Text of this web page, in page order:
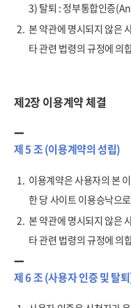
3) 탈퇴 : 정부통합인증
2. 본 약관에 명시되지 않은
타 관련 법령의 규정에 의
제2장 이용계약 체결
제 5 조 (이용계약의 성립)
1. 이용계약은 사용자의 본
한 당 사이트 이용승낙으
2. 본 약관에 명시되지 않은
타 관련 법령의 규정에 의
제 6 조 (사용자 인증 및 탈